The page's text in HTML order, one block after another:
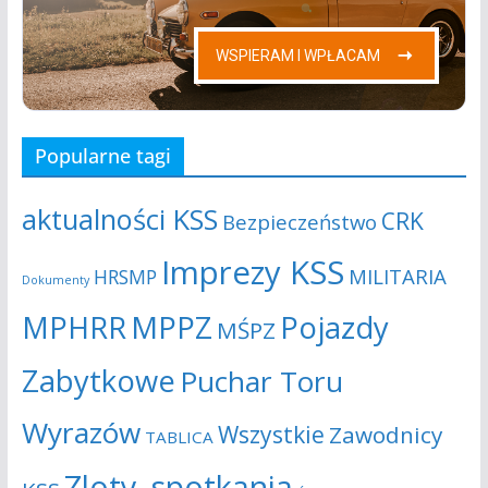
Popularne tagi
aktualności KSS Bezpieczeństwo CRK
Dokumenty HRSMP Imprezy KSS MILITARIA
MPHRRMPPZ MŚPZ Pojazdy
Zabytkowe Puchar Toru
Wyrazów TABLICA Wszystkie Zawodnicy